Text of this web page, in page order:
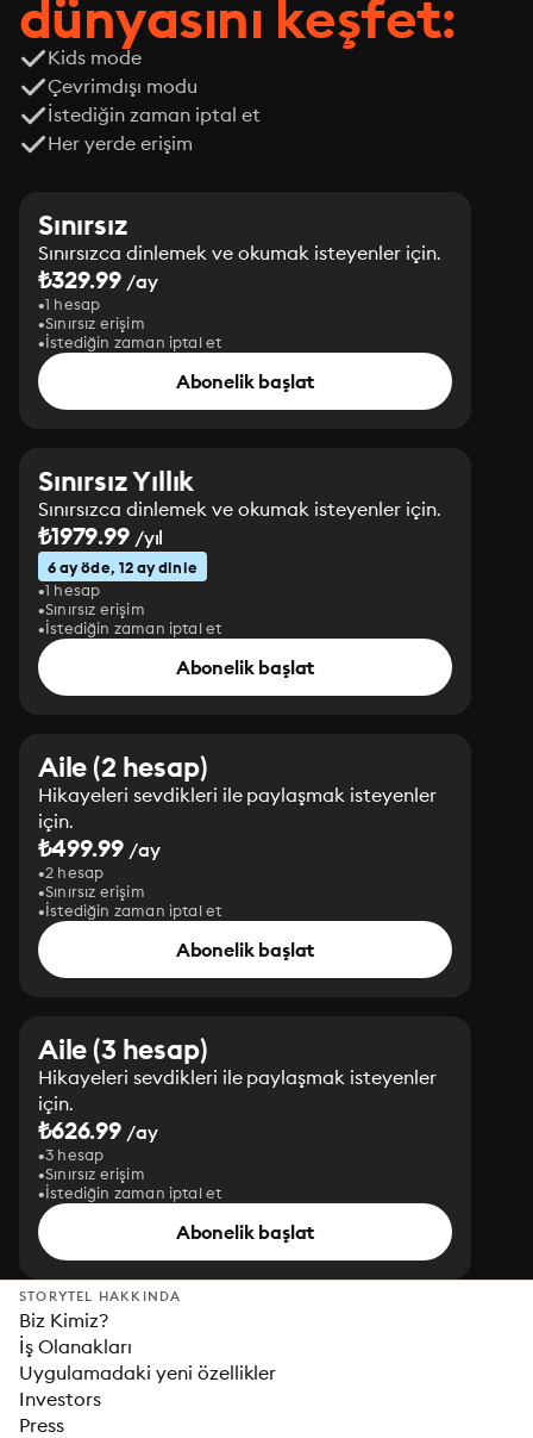
dünyasını keşfet:
Kids mode
Çevrimdışı modu
İstediğin zaman iptal et
Her yerde erişim
Sınırsız
Sınırsızca dinlemek ve okumak isteyenler için.
₺329.99 /ay
1 hesap
Sınırsız erişim
İstediğin zaman iptal et
Abonelik başlat
Sınırsız Yıllık
Sınırsızca dinlemek ve okumak isteyenler için.
₺1979.99/yıl
6 ay öde, 12 ay dinle
1 hesap
Sınırsız erişim
İstediğin zaman iptal et
Abonelik başlat
Aile (2 hesap)
Hikayeleri sevdikleri ile paylaşmak isteyenler
için.
₺499.99 /ay
2 hesap
Sınırsız erişim
İstediğin zaman iptal et
Abonelik başlat
Aile (3 hesap)
Hikayeleri sevdikleri ile paylaşmak isteyenler
için.
₺626.99 /ay
3 hesap
Sınırsız erişim
İstediğin zaman iptal et
Abonelik başlat
STORYTEL HAKKINDA
Biz Kimiz?
İş Olanakları
Uygulamadaki yeni özellikler
Investors
Press